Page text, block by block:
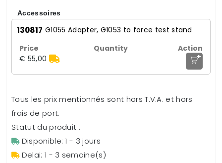
Accessoires
130817 G1055 Adapter, G1053 to force test stand
€ 55,00 +
Tous les prix mentionnés sont hors T.V.A. et hors
frais de port.
Statut du produit :
Disponible: 1 - 3 jours
Delai: 1 - 3 semaine(s)